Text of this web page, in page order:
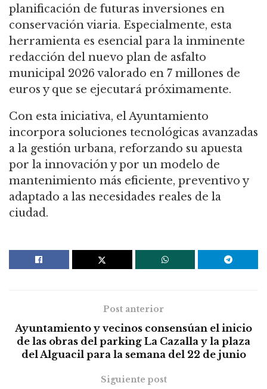
planificación de futuras inversiones en
conservación viaria. Especialmente, esta
herramienta es esencial para la inminente
redacción del nuevo plan de asfalto
municipal 2026 valorado en 7 millones de
euros y que se ejecutará próximamente.
Con esta iniciativa, el Ayuntamiento
incorpora soluciones tecnológicas avanzadas
a la gestión urbana, reforzando su apuesta
por la innovación y por un modelo de
mantenimiento más eficiente, preventivo y
adaptado a las necesidades reales de la
ciudad.
Post anterior
Ayuntamiento y vecinos consensúan el inicio
de las obras del parking La Cazalla y la plaza
del Alguacil para la semana del 22 de junio
Siguiente post